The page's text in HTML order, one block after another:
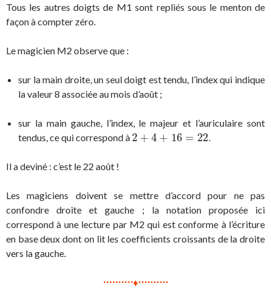
Tous les autres doigts de M1 sont repliés sous le menton de
façon à compter zéro.
Le magicien M2 observe que :
sur la main droite, un seul doigt est tendu, l’index qui indique
la valeur 8 associée au mois d’août ;
sur la main gauche, l’index, le majeur et l’auriculaire sont
tendus, ce qui correspond à 2 + 4 + 16 = 22
2 +4 +16= 22 .
Il a deviné : c’est le 22 août !
Les magiciens doivent se mettre d’accord pour ne pas
confondre droite et gauche ; la notation proposée ici
correspond à une lecture par M2 qui est conforme à l’écriture
en base deux dont on lit les coefficients croissants de la droite
vers la gauche.
⋅⋅⋅⋅⋅⋅⋅⋅⋅⋅♦⋅⋅⋅⋅⋅⋅⋅⋅⋅⋅